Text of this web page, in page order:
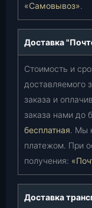
«Самовывоз».
Доставка
Стоимость и
доставляемого
заказа и
заказа нами до
бесплатная. Мы
платежом. При
получения:
Доставка